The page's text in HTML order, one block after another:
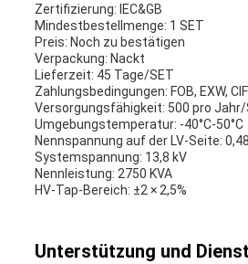
Zertifizierung: IEC&GB
Mindestbestellmenge: 1 SET
Preis: Noch zu bestätigen
Verpackung: Nackt
Lieferzeit: 45 Tage/SET
Zahlungsbedingungen: FOB, EXW,
Versorgungsfähigkeit: 500 pro Jahr/
Umgebungstemperatur: -40°C-50°C
Nennspannung auf der LV-Seite:
Systemspannung: 13,8 kV
Nennleistung: 2750 KVA
HV-Tap-Bereich: ±2 × 2,5%
Unterstützung und